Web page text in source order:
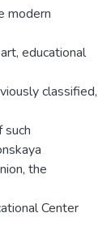
modern
educational
classified,
the
Center